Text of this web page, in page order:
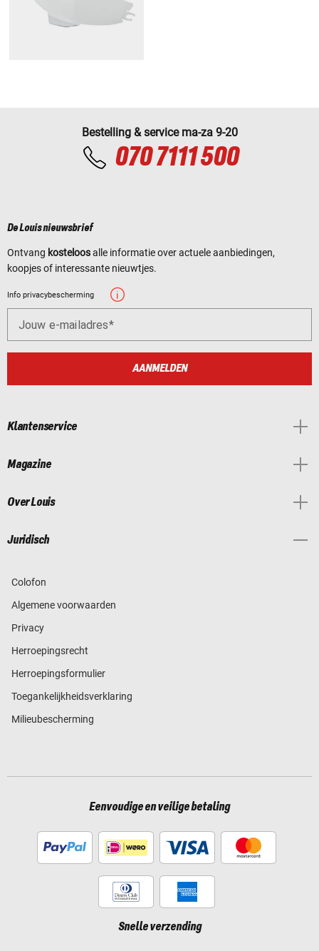
Bestelling & service ma-za 9-20
070 7111 500
De Louis nieuwsbrief
Ontvang kosteloosalle informatie over actuele aanbiedingen,
koopjes of interessante nieuwtjes.
Info privacybescherming
Jouw e-mailadres
AANMELDEN
Klantenservice
Magazine
Over Louis
Juridisch
Colofon
Algemene voorwaarden
Privacy
Herroepingsrecht
Herroepingsformulier
Toegankelijkheidsverklaring
Milieubescherming
Eenvoudige en veilige betaling
Snelle verzending